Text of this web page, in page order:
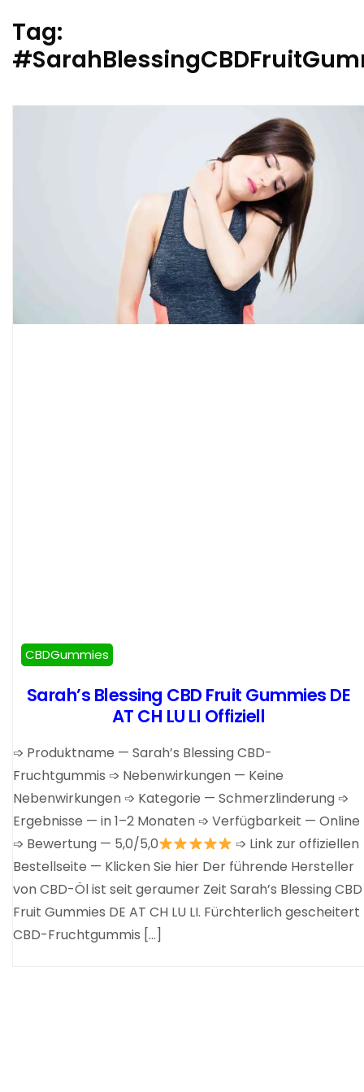
Tag:
CBDGummies
Sarah’s Blessing CBD Fruit Gummies DE
AT CH LU LI Offiziell
➩ Produktname — Sarah’s Blessing CBD-
Fruchtgummis ➩ Nebenwirkungen — Keine
Nebenwirkungen ➩ Kategorie — Schmerzlinderung ➩
Ergebnisse — in 1–2 Monaten ➩ Verfügbarkeit — Online
➩ Bewertung — 5,0/5,0
➩ Link zur offiziellen
Bestellseite — Klicken Sie hier Der führende Hersteller
von CBD-Öl ist seit geraumer Zeit Sarah’s Blessing CBD
Fruit Gummies DE AT CH LU LI. Fürchterlich gescheitert
CBD-Fruchtgummis […]